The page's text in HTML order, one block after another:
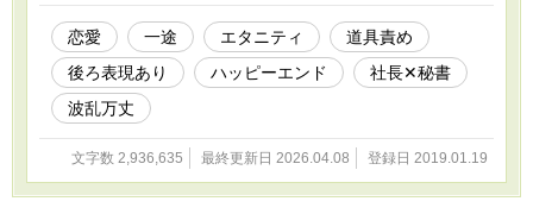
とも心を通わせ婚約し、お互いの両親とも挨拶
をする。いざ彼の母方の実家であるドイツに向
かうとそこで香澄に災いが降りかかり――？
佑の従兄である奔放な双子・アロイスとクラウ
ばまた新たなトラブルに巻き込まれて――？
いちゃいちゃしながら世界を回りつつ、ヒロイ
ンの香澄が色んなトラブルに遭い、二人で乗り
越えてゆく大長編です。 ※ 未熟な挿絵もつい
恋愛 一途 エタニティ
道具責め
後ろ表現あり
ハッピーエンド
社長✕秘書
波乱万丈
文字数 2,936,635 最終更新日 2026.04.08 登録日 2019.01.19